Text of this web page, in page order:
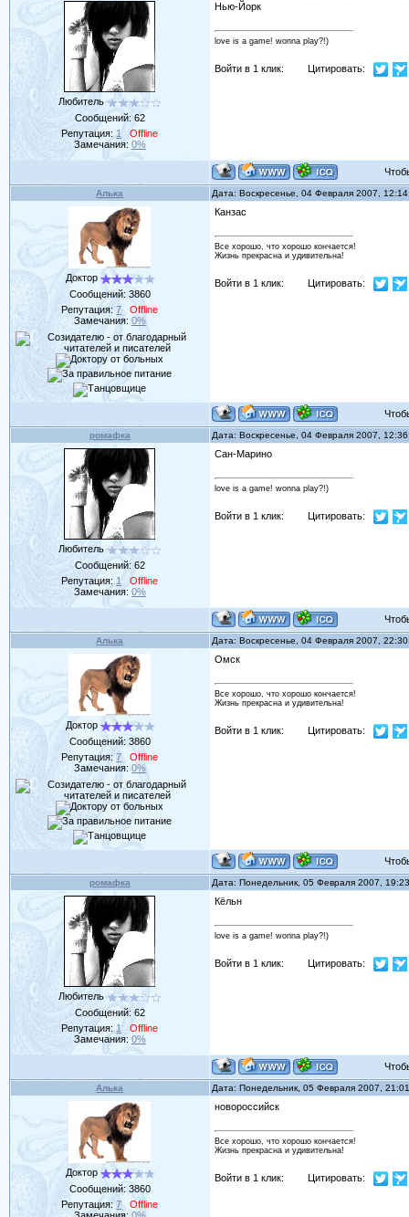
Любитель
Сообщений: 62
Репутация: 1
Offline
Замечания: 0%
Нью-Йорк
love is a game! wonna play?!)
Войти в 1 клик: Цитировать:
Алька Дата: Воскресенье, 04 Февраля 2007,
Доктор
Сообщений: 3860
Репутация:7
Offline
Замечания: 0%
Канзас
Все хорошо, что хорошо кончается!
Жизнь прекрасна и удивительна!
Войти в 1 клик: Цитировать:
ромафка Дата: Воскресенье, 04 Февраля 2007,
Любитель
Сообщений: 62
Репутация: 1
Offline
Замечания: 0%
Сан-Марино
love is a game! wonna play?!)
Войти в 1 клик: Цитировать:
Алька Дата: Воскресенье, 04 Февраля 2007,
Доктор
Сообщений: 3860
Репутация:7
Offline
Замечания: 0%
Омск
Все хорошо, что хорошо кончается!
Жизнь прекрасна и удивительна!
Войти в 1 клик: Цитировать:
ромафка Дата: Понедельник, 05 Февраля 2007,
Любитель
Сообщений: 62
Репутация: 1
Offline
Замечания: 0%
Кёльн
love is a game! wonna play?!)
Войти в 1 клик: Цитировать:
Алька Дата: Понедельник, 05 Февраля 2007,
Доктор
Сообщений: 3860
Репутация:7
Offline
новороссийск
Все хорошо, что хорошо кончается!
Жизнь прекрасна и удивительна!
Войти в 1 клик: Цитировать: